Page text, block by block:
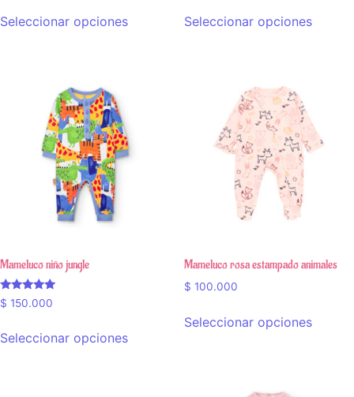
Seleccionar opciones Seleccionar opciones
Mameluco niño jungle
Valorado en
5.00
$ 150.000
Seleccionar opciones
Mameluco rosa estampado animales
$ 100.000
Seleccionar opciones